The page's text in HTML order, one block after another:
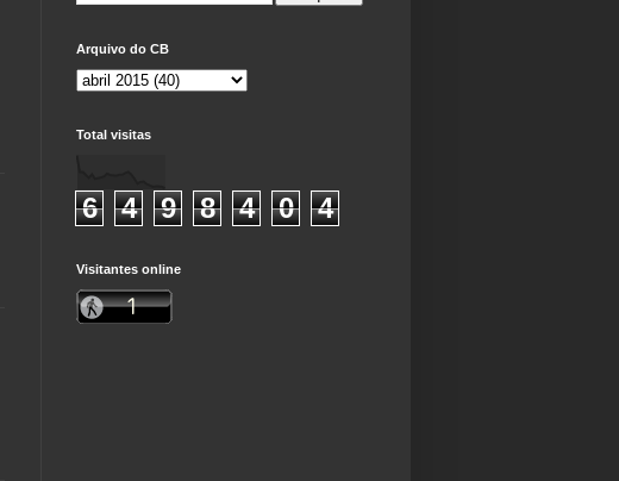
Arquivo do CB
Total visitas
6 4 9 8 4 0 4
Visitantes online